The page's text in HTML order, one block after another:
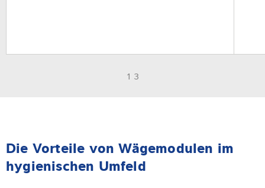
1 3
Die Vorteile von Wägemodulen im
hygienischen Umfeld